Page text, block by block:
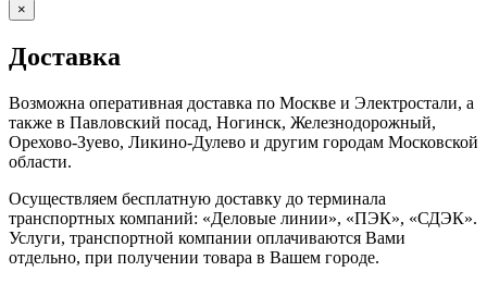
×
Доставка
Возможна оперативная доставка по Москве и Электростали, а
также в Павловский посад, Ногинск, Железнодорожный,
Орехово-Зуево, Ликино-Дулево и другим городам Московской
области.
Осуществляем бесплатную доставку до терминала
транспортных компаний: «Деловые линии», «ПЭК», «СДЭК».
Услуги, транспортной компании оплачиваются Вами
отдельно, при получении товара в Вашем городе.